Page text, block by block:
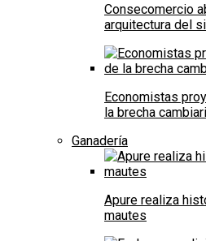
Consecomercio
arquitectura del
Economistas
la brecha
Ganadería
Apure realiza
mautes